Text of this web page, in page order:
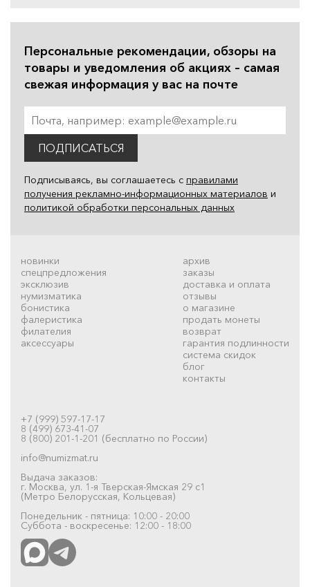
Персональные рекомендации, обзоры на
товары и уведомления об акциях – самая
свежая информация у вас на почте
ПОДПИСАТЬСЯ
Подписываясь, вы соглашаетесь с правилами
получения рекламно-информационных материалов и
политикой обработки персональных данных
новинки
спецпредложения
эксклюзив
нумизматика
бонистика
фалеристика
филателия
аксессуары
архив
заказы
доставка и оплата
отзывы
о магазине
продать монеты
возврат
гарантия подлинности
система скидок
блог
контакты
+7 (999) 597-17-17
8 (499) 673-41-07
8 (800) 201-1-201 (бесплатно по России)
info@numizmat.ru
Выдача заказов:
г. Москва, ул. 1-я Тверская-Ямская 29 с1
(Метро Белорусская, Кольцевая)
Понедельник - пятница: 10:00 - 20:00
Суббота - воскресенье: 12:00 - 18:00